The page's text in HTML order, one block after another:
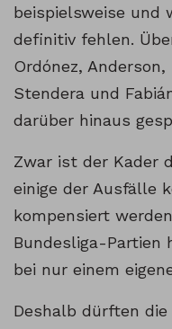
beispielsweise und
definitiv fehlen.
Ordónez, Anderson,
Stendera und
darüber hinaus
Zwar ist der Kader
einige der Ausfälle
kompensiert
Bundesliga-Partien
bei nur einem
Deshalb dürften